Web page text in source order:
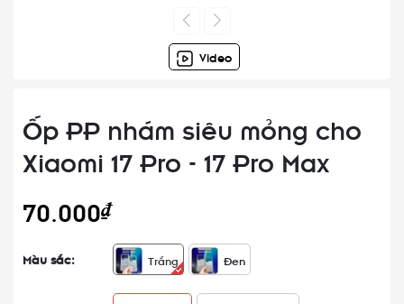
Video
Ốp PP nhám siêu mỏng cho
Xiaomi 17 Pro - 17 Pro Max
70.000₫
Màu sắc: Trắng Đen